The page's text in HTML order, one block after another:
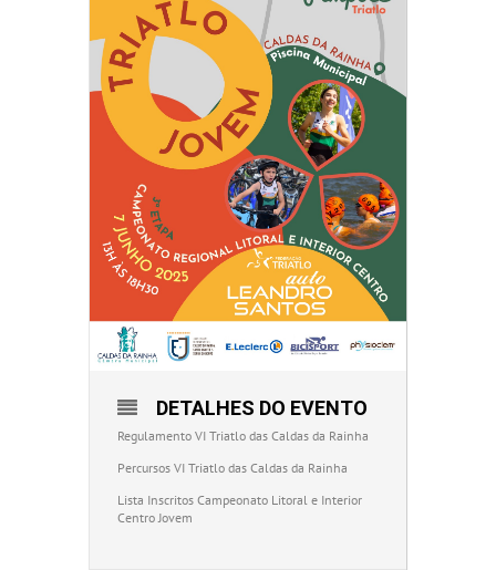
DETALHES DO EVENTO
Regulamento VI Triatlo das Caldas da Rainha
Percursos VI Triatlo das Caldas da Rainha
Lista Inscritos Campeonato Litoral e Interior
Centro Jovem